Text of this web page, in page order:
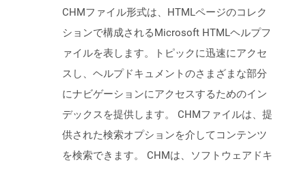
CHMファイル形式は、HTMLページのコレク
ションで構成されるMicrosoft HTMLヘルプフ
ァイルを表します。トピックに迅速にアクセ
スし、ヘルプドキュメントのさまざまな部分
にナビゲーションにアクセスするためのイン
デックスを提供します。 CHMファイルは、提
供された検索オプションを介してコンテンツ
を検索できます。 CHMは、ソフトウェアドキ